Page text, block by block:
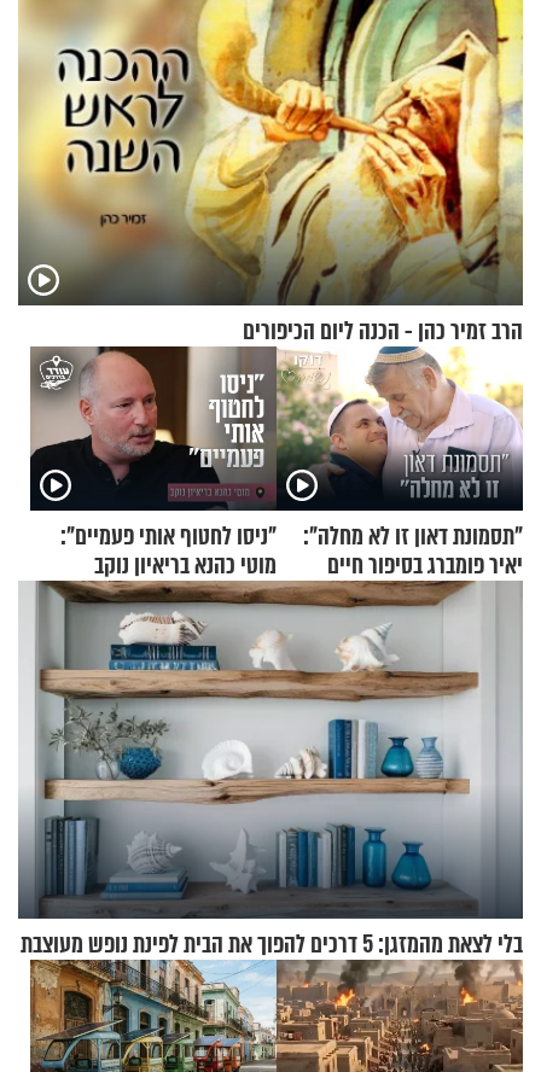
הרב זמיר כהן - הכנה ליום הכיפורים
"תסמונת דאון זו לא מחלה":
יאיר פומברג בסיפור חיים
מעורר השראה
"ניסו לחטוף אותי פעמיים":
מוטי כהנא בריאיון נוקב
בלי לצאת מהמזגן: 5 דרכים להפוך את הבית לפינת נופש מעוצבת